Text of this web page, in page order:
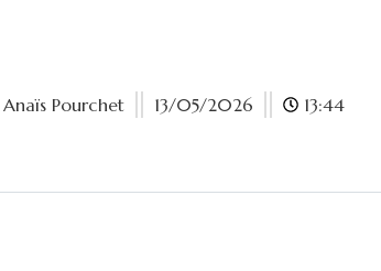
Anaïs Pourchet 13/05/2026 13:44